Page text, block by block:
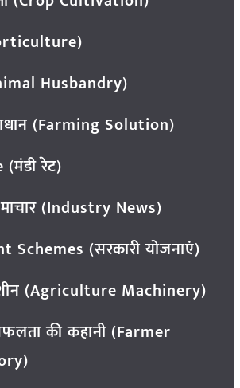
Husbandry)
(Farming Solution)
रेट)
(Industry News)
Schemes (सरकारी योजनाएं)
(Agriculture Machinery)
की कहानी (Farmer